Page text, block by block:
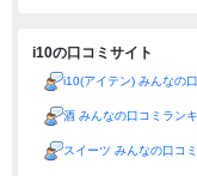
i10の口コミサイト
i10(アイテン) みんなの
酒 みんなの口コミラン
スイーツ みんなの口コ